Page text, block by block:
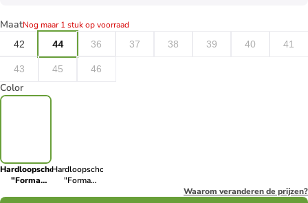
MaatNog maar 1 stuk op voorraad
42
44 36 37 38 39 40 41
43 45 46
Color
Hardloopschoenen
"Forma
Hardloopschoenen
"Forma
Waarom veranderen de prijzen?